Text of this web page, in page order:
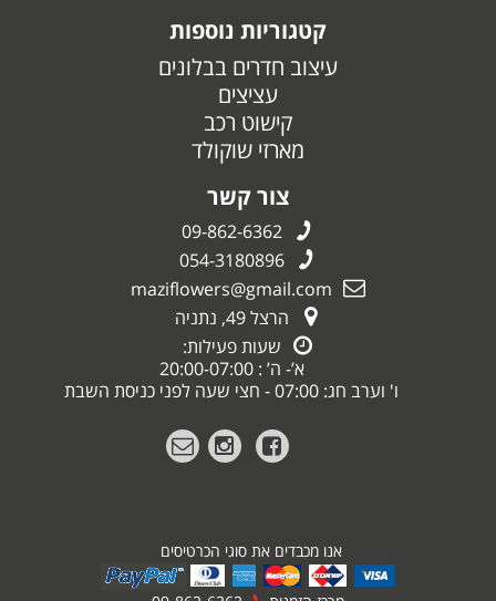
קטגוריות נוספות
עיצוב חדרים בבלונים
עציצים
קישוט רכב
מארזי שוקולד
צור קשר
09-862-6362
054-3180896
maziflowers@gmail.com
הרצל 49, נתניה
שעות פעילות:
א’- ה’ : 20:00-07:00
ו' וערב חג: 07:00 - חצי שעה לפני כניסת השבת
אנו מכבדים את סוגי הכרטיסים